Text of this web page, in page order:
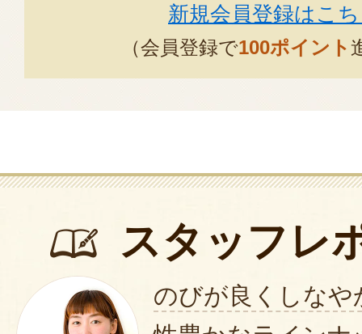
新規会員登録はこ
（会員登録で100ポイント
スタッフレ
のびが良くしなや